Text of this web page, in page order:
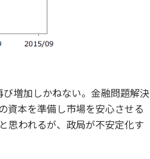
増加しかねない。金融問題解決
資本を準備し市場を安心させる
思われるが、政局が不安定化す